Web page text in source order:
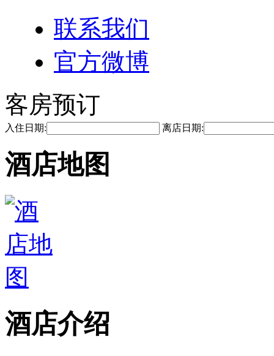
联系我们
官方微博
客房预订
入住日期: 离店日期:
酒店地图
酒店介绍